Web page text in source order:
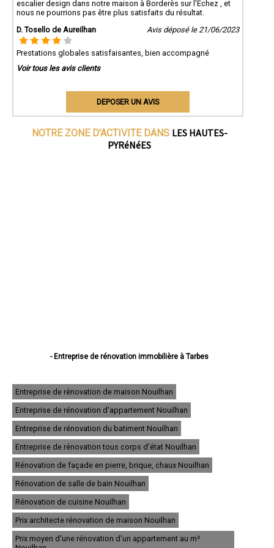
escalier design dans notre maison à Borderès sur l'Echez , et
nous ne pourrions pas être plus satisfaits du résultat.
D. Tosello de Aureilhan
Avis déposé le 21/06/2023
Prestations globales satisfaisantes, bien accompagné
Voir tous les avis clients
DEPOSER UN AVIS
NOTRE ZONE D'ACTIVITE DANS LES HAUTES-
PYRéNéES
- Entreprise de rénovation immobilière à Tarbes
- Entreprise de rénovation immobilière à Aureilhan
- Entreprise de rénovation immobilière à Lannemezan
- Entreprise de rénovation immobilière à Vic-en-Bigorre
- Entreprise de rénovation immobilière à Séméac
- Entreprise de rénovation immobilière à Bordères-sur-l'Échez
- Entreprise de rénovation immobilière à Juillan
- Entreprise de rénovation immobilière à Barbazan-Debat
- Entreprise de rénovation immobilière à Argelès-Gazost
- Entreprise de rénovation immobilière à Odos
- Entreprise de rénovation immobilière à Soues
- Entreprise de rénovation immobilière à Ibos
- Entreprise de rénovation immobilière à Maubourguet
- Entreprise de rénovation immobilière à Ossun
- Entreprise de rénovation immobilière à Laloubère
- Entreprise de rénovation immobilière à Orleix
Entreprise de rénovation de maison Nouilhan
Entreprise de rénovation d'appartement Nouilhan
Entreprise de rénovation du batiment Nouilhan
Entreprise de rénovation tous corps d'état Nouilhan
Rénovation de façade en pierre, brique, chaux Nouilhan
Rénovation de salle de bain Nouilhan
Rénovation de cuisine Nouilhan
Prix architecte rénovation de maison Nouilhan
Prix moyen d'une rénovation d'un appartement au m²